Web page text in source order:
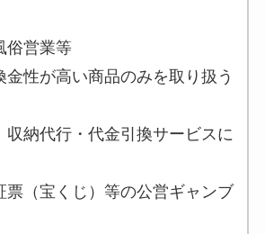
俗営業等
金性が高い商品のみを取り扱う
収納代行・代金引換サービスに
票（宝くじ）等の公営ギャンブ